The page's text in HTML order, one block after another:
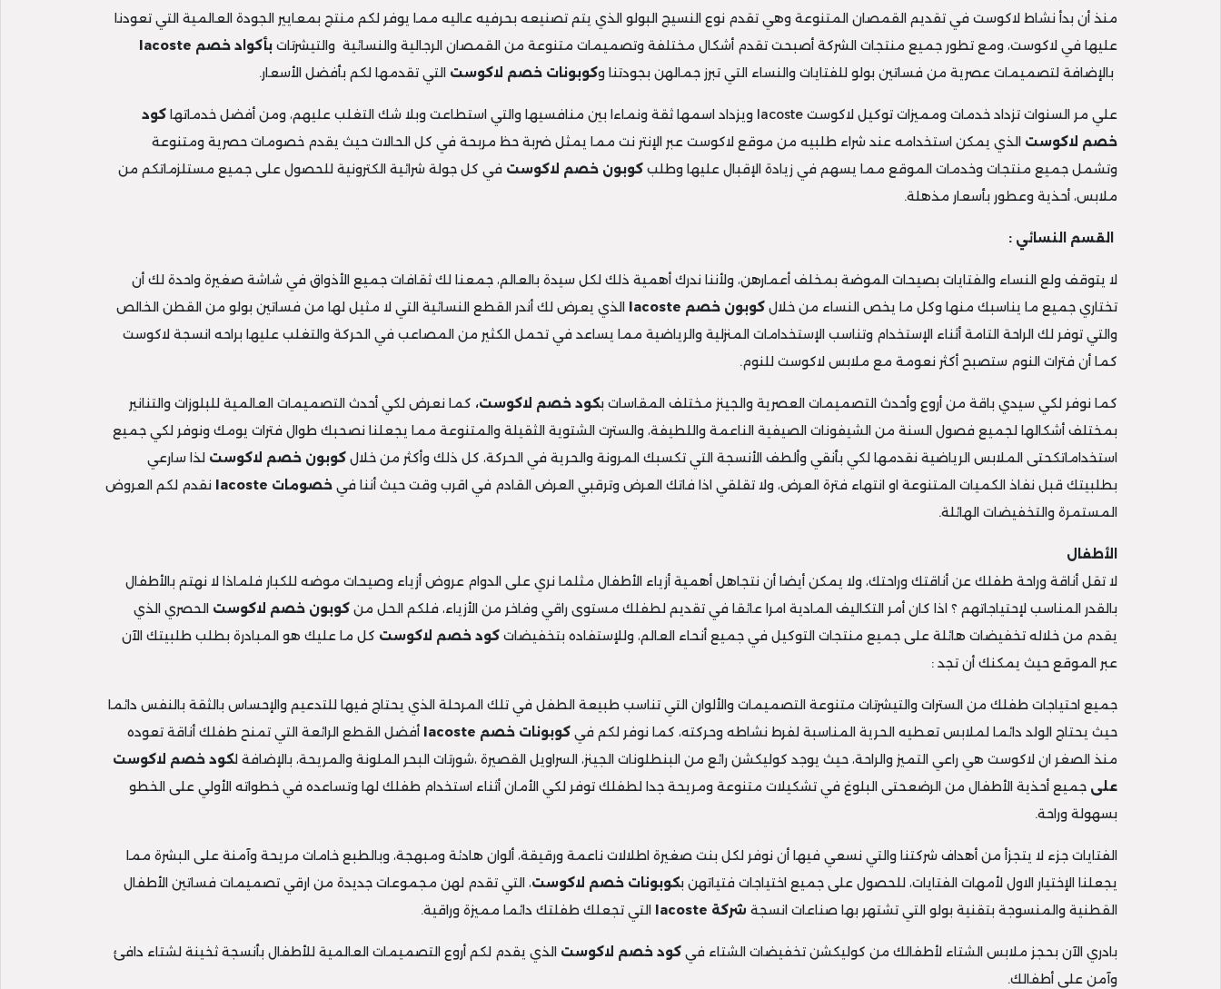
منذ أن بدأ نشاط لاكوست في تقديم القمصان المتنوعة وهي تقدم نوع النسيج البولو الذي يتم تصنيعه بحرفيه عاليه مما يوفر لكم منتج بمعايير الجودة العالمية التي تعودنا
عليها في لاكوست، ومع تطور جميع منتجات الشركة أصبحت تقدم أشكال مختلفة وتصميمات متنوعة من القمصان الرجالية والنسائية والتيشرتات بأكواد خصم lacoste
بالإضافة لتصميمات عصرية من فساتين بولو للفتايات والنساء التي تبرز جمالهن بجودتنا وكوبونات خصم لاكوست التي تقدمها لكم بأفضل الأسعار.
علي مر السنوات تزداد خدمات ومميزات توكيل لاكوست lacoste ويزداد اسمها ثقة ونماءا بين منافسيها والتي استطاعت وبلا شك التغلب عليهم، ومن أفضل خدماتها
كود
خصم لاكوست الذي يمكن استخدامه عند شراء طلبيه من موقع لاكوست عبر الإنتر نت مما يمثل ضربة حظ مربحة في كل الحالات حيث يقدم خصومات حصرية ومتنوعة
وتشمل جميع منتجات وخدمات الموقع مما يسهم في زيادة الإقبال عليها وطلب كوبون خصم لاكوست في كل جولة شرائية الكترونية للحصول على جميع مستلزماتكم من
ملابس، أحذية وعطور بأسعار مذهلة.
القسم النسائي :
لا يتوقف ولع النساء والفتايات بصيحات الموضة بمخلف أعمارهن، ولأننا ندرك أهمية ذلك لكل سيدة بالعالم، جمعنا لك ثقافات جميع الأذواق في شاشة صغيرة واحدة لك أن
تختاري جميع ما يناسبك منها وكل ما يخص النساء من خلال كوبون خصم lacoste الذي يعرض لك أندر القطع النسائية التي لا مثيل لها من فساتين بولو من القطن الخالص
والتي توفر لك الراحة التامة أثناء الإستخدام وتناسب الإستخدامات المنزلية والرياضية مما يساعد في تحمل الكثير من المصاعب في الحركة والتغلب عليها براحه انسجة لاكوست
كما أن فترات النوم ستصبح أكثر نعومة مع ملابس لاكوست للنوم.
كما نوفر لكي سيدي باقة من أروع وأحدث التصميمات العصرية والجينز مختلف المقاسات بكود خصم لاكوست، كما نعرض لكي أحدث التصميمات العالمية للبلوزات والتنانير
بمختلف أشكالها لجميع فصول السنة من الشيفونات الصيفية الناعمة واللطيفة، والسترت الشتوية الثقيلة والمتنوعة مما يجعلنا نصحبك طوال فترات يومك ونوفر لكي جميع
استخداماتكحتى الملابس الرياضية نقدمها لكي بأنقي وألطف الأنسجة التي تكسبك المرونة والحرية في الحركة، كل ذلك وأكثر من خلال كوبون خصم لاكوست لذا سارعي
بطلبيتك قبل نفاذ الكميات المتنوعة او انتهاء فترة العرض، ولا تقلقي اذا فاتك العرض وترقبي العرض القادم في اقرب وقت حيث أننا في خصومات lacoste نقدم لكم العروض
المستمرة والتخفيضات الهائلة.
الأطفال
لا تقل أناقة وراحة طفلك عن أناقتك وراحتك، ولا يمكن أيضا أن نتجاهل أهمية أزياء الأطفال مثلما نري على الدوام عروض أزياء وصيحات موضه للكبار فلماذا لا نهتم بالأطفال
بالقدر المناسب لإحتياجاتهم ؟ اذا كان أمر التكاليف المادية امرا عائقا في تقديم لطفلك مستوى راقي وفاخر من الأزياء، فلكم الحل من كوبون خصم لاكوست الحصري الذي
يقدم من خلاله تخفيضات هائلة على جميع منتجات التوكيل في جميع أنحاء العالم، وللإستفاده بتخفيضات كود خصم لاكوست كل ما عليك هو المبادرة بطلب طلبيتك الآن
عبر الموقع حيث يمكنك أن تجد :
جميع احتياجات طفلك من السترات والتيشرتات متنوعة التصميمات والألوان التي تناسب طبيعة الطفل في تلك المرحلة الذي يحتاج فيها للتدعيم والإحساس بالثقة بالنفس دائما
حيث يحتاج الولد دائما لملابس تعطيه الحرية المناسبة لفرط نشاطه وحركته، كما نوفر لكم في كوبونات خصم lacoste أفضل القطع الرائعة التي تمنح طفلك أناقة تعوده
منذ الصغر ان لاكوست هي راعي التميز والراحة، حيث يوجد كوليكشن رائع من البنطلونات الجينز، السراويل القصيرة ،شورتات البحر الملونة والمريحة، بالإضافة لكود خصم لاكوست
على جميع أحذية الأطفال من الرضعحتى البلوغ في تشكيلات متنوعة ومريحة جدا لطفلك توفر لكي الأمان أثناء استخدام طفلك لها وتساعده في خطواته الأولي على الخطو
بسهولة وراحة.
الفتايات جزء لا يتجزأ من أهداف شركتنا والتي نسعي فيها أن نوفر لكل بنت صغيرة اطلالات ناعمة ورقيقة، ألوان هادئة ومبهجة، وبالطبع خامات مريحة وآمنة على البشرة مما
يجعلنا الإختيار الاول لأمهات الفتايات، للحصول على جميع اختياجات فتياتهن بكوبونات خصم لاكوست، التي تقدم لهن مجموعات جديدة من ارقي تصميمات فساتين الأطفال
القطنية والمنسوجة بتقنية بولو التي تشتهر بها صناعات انسجة شركة lacoste التي تجعلك طفلتك دائما مميزة وراقية.
بادري الآن بحجز ملابس الشتاء لأطفالك من كوليكشن تخفيضات الشتاء في كود خصم لاكوست الذي يقدم لكم أروع التصميمات العالمية للأطفال بأنسجة ثخينة لشتاء دافئ
وآمن على أطفالك.